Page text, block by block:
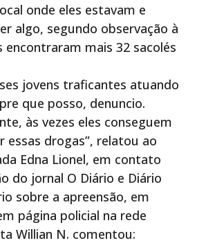
onde eles estavam e
algo, segundo observação à
encontraram mais 32 sacolés
jovens traficantes atuando
que posso, denuncio.
às vezes eles conseguem
essas drogas”, relatou ao
Edna Lionel, em contato
do jornal O Diário e Diário
sobre a apreensão, em
página policial na rede
Willian N. comentou: